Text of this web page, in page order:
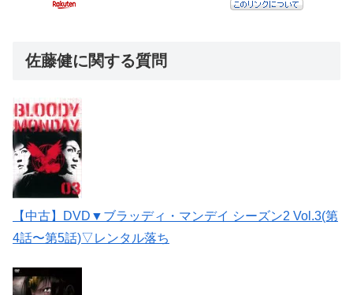
佐藤健に関する質問
【中古】DVD▼ブラッディ・マンデイ シーズン2 Vol.3(第
4話〜第5話)▽レンタル落ち